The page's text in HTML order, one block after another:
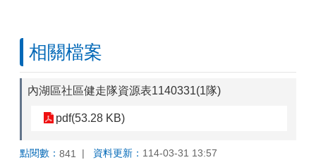
相關檔案
內湖區社區健走隊資源表1140331(1隊)
pdf(53.28 KB)
點閱數： 841 資料更新： 114-03-31 13:57